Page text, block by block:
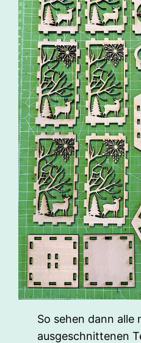
So sehen dann alle
ausgeschnittenen